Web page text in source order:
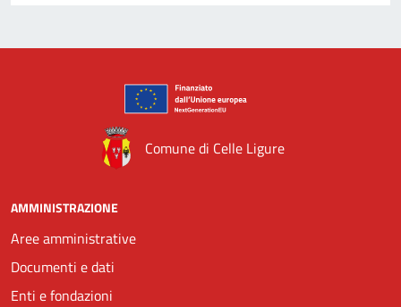
Comune di Celle Ligure
AMMINISTRAZIONE
Aree amministrative
Documenti e dati
Enti e fondazioni